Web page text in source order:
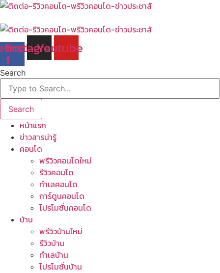
Skip
content
f
Instagram
Youtube
Search
Search
หน้าแรก
ข่าวสารน่ารู้
คอนโด
พรีวิวคอนโดใหม่
รีวิวคอนโด
ทำเลคอนโด
การ์ตูนคอนโด
โปรโมชั่นคอนโด
บ้าน
พรีวิวบ้านใหม่
รีวิวบ้าน
ทำเลบ้าน
โปรโมชั่นบ้าน